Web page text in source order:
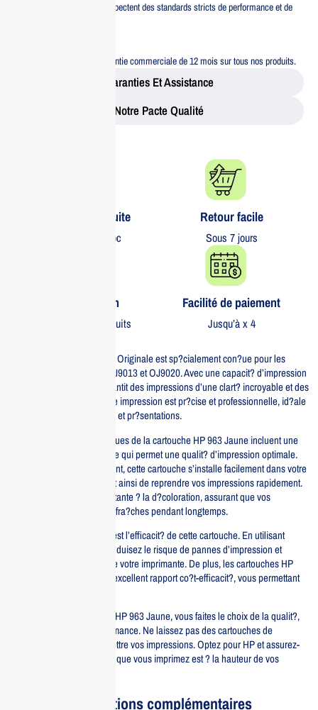
Tous nos produits respectent des standards stricts de performance et de
Bénéficiez d’une garantie commerciale de 12 mois sur tous nos produits.
Garanties Et Assistance
Notre Pacte Qualité
Livraison gratuite​
partout au Maroc
Retour facile​
Sous 7 jours
Garantie 1 an
Sur tous nos produits
Facilité de paiement
Jusqu’à x 4
La cartouche HP 963 Jaune Originale est sp?cialement con?ue pour les
imprimantes HP OJ9010, OJ9013 et OJ9020. Avec une capacit? d’impression
?lev?e, cette cartouche garantit des impressions d’une clart? incroyable et des
couleurs ?clatantes. Chaque impression est pr?cise et professionnelle, id?ale
pour vos documents, photos et pr?sentations.
Les principales caract?ristiques de la cartouche HP 963 Jaune incluent une
technologie d’encre avanc?e qui permet une qualit? d’impression optimale.
Gr?ce ? son design intelligent, cette cartouche s’installe facilement dans votre
imprimante, vous permettant ainsi de reprendre vos impressions rapidement.
Sa formule d’encre est r?sistante ? la d?coloration, assurant que vos
impressions restent vives et fra?ches pendant longtemps.
Un autre avantage notable est l’efficacit? de cette cartouche. En utilisant
l’encre HP originale, vous r?duisez le risque de pannes d’impression et
prolongez la dur?e de vie de votre imprimante. De plus, les cartouches HP
sont con?ues pour offrir un excellent rapport co?t-efficacit?, vous permettant
En choisissant la cartouche HP 963 Jaune, vous faites le choix de la qualit?,
de la fiabilit? et de la performance. Ne laissez pas des cartouches de
mauvaise qualit? compromettre vos impressions. Optez pour HP et assurez-
vous que chaque document que vous imprimez est ? la hauteur de vos
Informations complémentaires